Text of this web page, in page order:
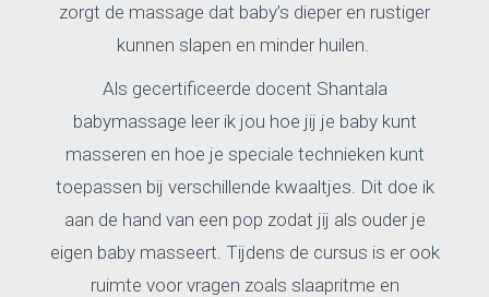
zorgt de massage dat baby’s dieper en rustiger
kunnen slapen en minder huilen.
Als gecertificeerde docent Shantala
babymassage leer ik jou hoe jij je baby kunt
masseren en hoe je speciale technieken kunt
toepassen bij verschillende kwaaltjes. Dit doe ik
aan de hand van een pop zodat jij als ouder je
eigen baby masseert. Tijdens de cursus is er ook
ruimte voor vragen zoals slaapritme en